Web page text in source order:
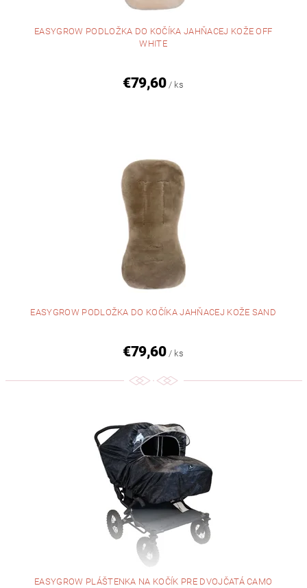
EASYGROW PODLOŽKA DO KOČÍKA JAHŇACEJ KOŽE OFF
WHITE
€79,60 / ks
EASYGROW PODLOŽKA DO KOČÍKA JAHŇACEJ KOŽE SAND
€79,60 / ks
EASYGROW PLÁŠTENKA NA KOČÍK PRE DVOJČATÁ CAMO